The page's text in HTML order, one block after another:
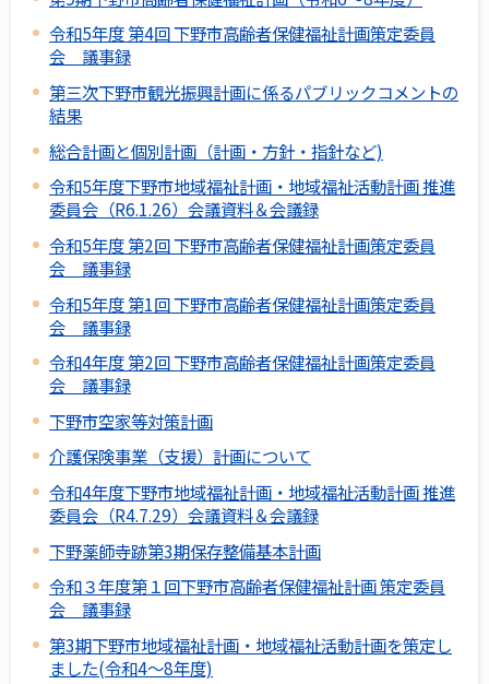
令和5年度 第4回 下野市高齢者保健福祉計画策定委員
会 議事録
第三次下野市観光振興計画に係るパブリックコメントの
結果
総合計画と個別計画（計画・方針・指針など)
令和5年度下野市地域福祉計画・地域福祉活動計画 推進
委員会（R6.1.26）会議資料＆会議録
令和5年度 第2回 下野市高齢者保健福祉計画策定委員
会 議事録
令和5年度 第1回 下野市高齢者保健福祉計画策定委員
会 議事録
令和4年度 第2回 下野市高齢者保健福祉計画策定委員
会 議事録
下野市空家等対策計画
介護保険事業（支援）計画について
令和4年度下野市地域福祉計画・地域福祉活動計画 推進
委員会（R4.7.29）会議資料＆会議録
下野薬師寺跡第3期保存整備基本計画
令和３年度第１回下野市高齢者保健福祉計画 策定委員
会 議事録
第3期下野市地域福祉計画・地域福祉活動計画を策定し
ました(令和4～8年度)